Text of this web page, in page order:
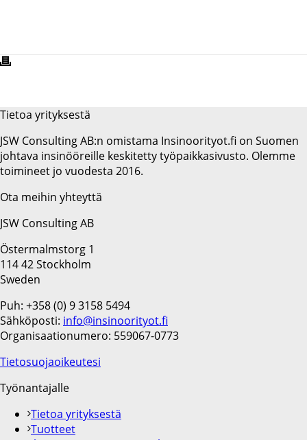
Tietoa yrityksestä
JSW Consulting AB:n omistama Insinoorityot.fi on Suomen
johtava insinööreille keskitetty työpaikkasivusto. Olemme
toimineet jo vuodesta 2016.
Ota meihin yhteyttä
JSW Consulting AB
Östermalmstorg 1
114 42 Stockholm
Sweden
Puh: +358 (0) 9 3158 5494
Sähköposti: info@insinoorityot.fi
Organisaationumero: 559067-0773
Tietosuojaoikeutesi
Työnantajalle
Tietoa yrityksestä
Tuotteet